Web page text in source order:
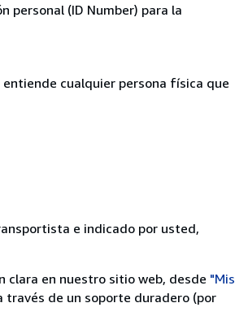
personal (ID Number) para la
cualquier persona física que
e indicado por usted,
clara en nuestro sitio web, desde "Mis
través de un soporte duradero (por